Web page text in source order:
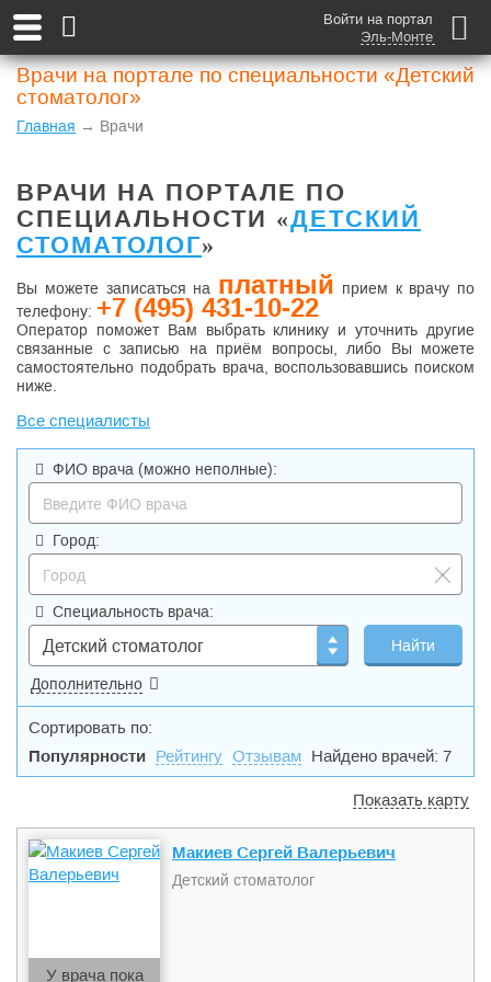
Войти на портал
Эль-Монте
Врачи на портале по специальности «Детский
стоматолог»
Главная → Врачи
ВРАЧИ НА ПОРТАЛЕ ПО
СПЕЦИАЛЬНОСТИ «ДЕТСКИЙ
СТОМАТОЛОГ»
Вы можете записаться на платный прием к врачу по
телефону: +7 (495) 431-10-22
Оператор поможет Вам выбрать клинику и уточнить другие
связанные с записью на приём вопросы, либо Вы можете
самостоятельно подобрать врача, воспользовавшись поиском
ниже.
Все специалисты
ФИО врача (можно неполные):
Город:
Специальность врача:
Детский стоматолог
Дополнительно
Сортировать по:
Популярности Рейтингу Отзывам Найдено врачей: 7
Показать карту
У врача пока
Макиев Сергей Валерьевич
Детский стоматолог